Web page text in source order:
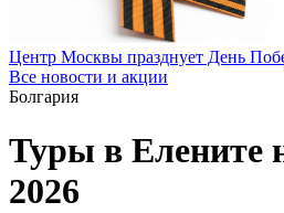
Центр Москвы празднует День
Все новости и акции
Болгария
Туры в Елените
2026